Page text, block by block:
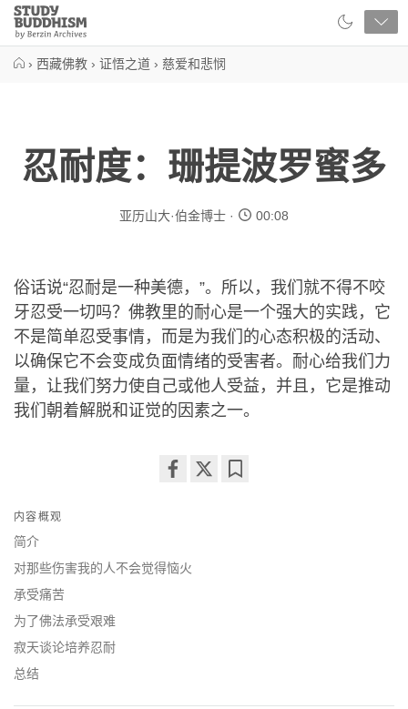
Close
Study
Buddhism
› 西藏佛教 › 证悟之道 › 慈爱和悲悯
忍耐度：珊提波罗蜜多
亚历山大·伯金博士 00:08
俗话说“忍耐是一种美德，”。所以，我们就不得不咬
牙忍受一切吗？佛教里的耐心是一个强大的实践，它
不是简单忍受事情，而是为我们的心态积极的活动、
以确保它不会变成负面情绪的受害者。耐心给我们力
量，让我们努力使自己或他人受益，并且，它是推动
我们朝着解脱和证觉的因素之一。
内容概观
简介
对那些伤害我的人不会觉得恼火
承受痛苦
为了佛法承受艰难
寂天谈论培养忍耐
总结